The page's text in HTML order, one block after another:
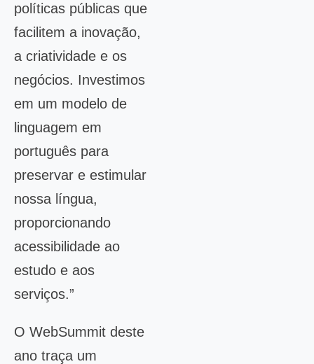
políticas públicas que
facilitem a inovação,
a criatividade e os
negócios. Investimos
em um modelo de
linguagem em
português para
preservar e estimular
nossa língua,
proporcionando
acessibilidade ao
estudo e aos
serviços.”
O WebSummit deste
ano traça um